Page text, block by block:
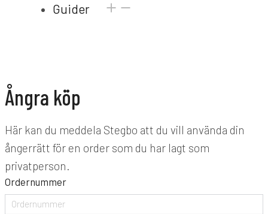
Guider
Ångra köp
Här kan du meddela Stegbo att du vill använda din
ångerrätt för en order som du har lagt som
privatperson.
Ordernummer